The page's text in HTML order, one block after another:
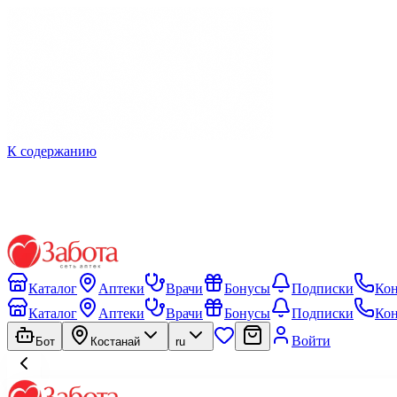
К содержанию
Каталог Аптеки Врачи Бонусы Подписки
Каталог
Аптеки Врачи Бонусы Подписки
Бот Костанай ru Войти